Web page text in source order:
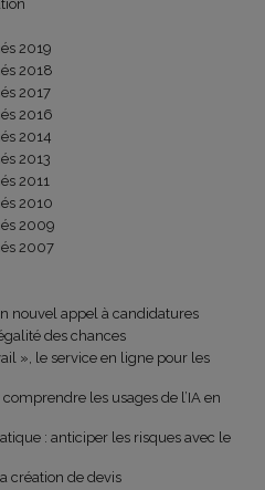
2019
2018
2017
2016
2014
2013
2011
2010
2009
2007
nouvel appel à candidatures
des chances
», le service en ligne pour les
les usages de l’IA en
: anticiper les risques avec le
création de devis